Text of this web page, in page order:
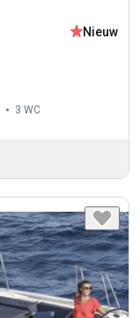
Nieuw
3 WC